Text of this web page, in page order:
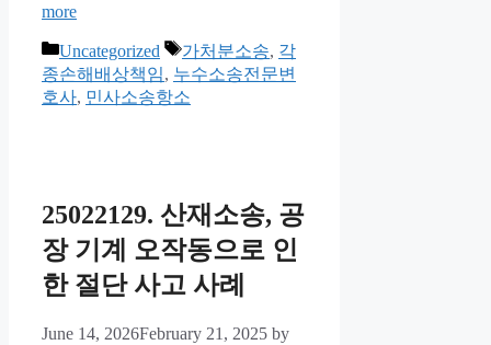
more
Categories
Uncategorized Tags
가처분소송, 각
종손해배상책임, 누수소송전문변
호사, 민사소송항소
25022129. 산재소송, 공
장 기계 오작동으로 인
한 절단 사고 사례
June 14, 2026February 21, 2025 by